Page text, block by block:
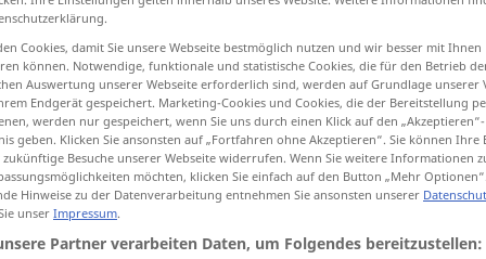
Prozentrechnung
Cookies, damit Sie unsere Webseite bestmöglich nutzen und wir besser mit Ihnen
können. Notwendige, funktionale und statistische Cookies, die für den Betrieb
Auswertung unserer Webseite erforderlich sind, werden auf Grundlage unserer
Endgerät gespeichert. Marketing-Cookies und Cookies, die der Bereitstellung
werden nur gespeichert, wenn Sie uns durch einen Klick auf den
geben. Klicken Sie ansonsten auf „Fortfahren ohne Akzeptieren“. Sie können
Besuche unserer Webseite widerrufen. Wenn Sie weitere Informationen
möchten, klicken Sie einfach auf den Button „Mehr
Hinweise zu der Datenverarbeitung entnehmen Sie ansonsten unserer
unser Impressum.
Partner verarbeiten Daten, um Folgendes bereitzustellen: